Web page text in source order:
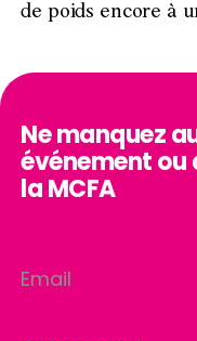
de poids encore à
Skip
to
top
page
Ne manquez
événement
la MCFA